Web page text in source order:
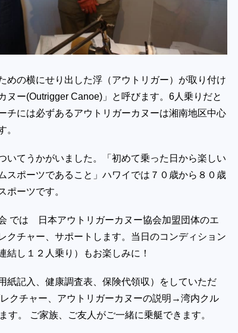
めの横にせり出した浮（アウトリガー）が取り付け
ヌー(Outrigger Canoe)」と呼びます。6人乗りだと
チには必ずあるアウトリガーカヌーは湘南地区中心
。
いてうかがいました。「初めて乗った日から楽しい
スポーツであること」ハワイでは７０歳から８０歳
ポーツです。
では 日本アウトリガーカヌー協会加盟団体のエ
クチャー、サポートします。当日のコンディション
結し１２人乗り）もお楽しみに！
紙記入、健康調査表、保険代領収）をしていただ
クチャー、アウトリガーカヌーの説明→湾内クル
す。 ご家族、ご友人がご一緒に乗艇できます。